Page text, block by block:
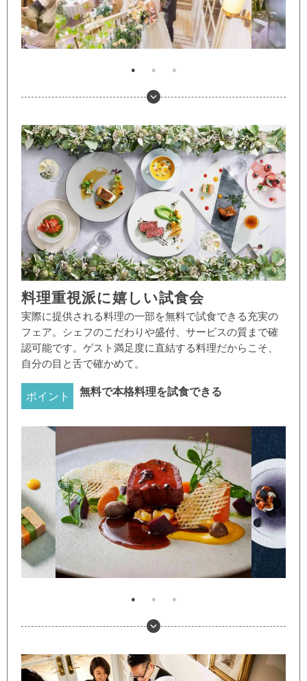
料理重視派に嬉しい試食会
実際に提供される料理の一部を無料で試食できる充実の
フェア。シェフのこだわりや盛付、サービスの質まで確
認可能です。ゲスト満足度に直結する料理だからこそ、
自分の目と舌で確かめて。
ポイント 無料で本格料理を試食できる